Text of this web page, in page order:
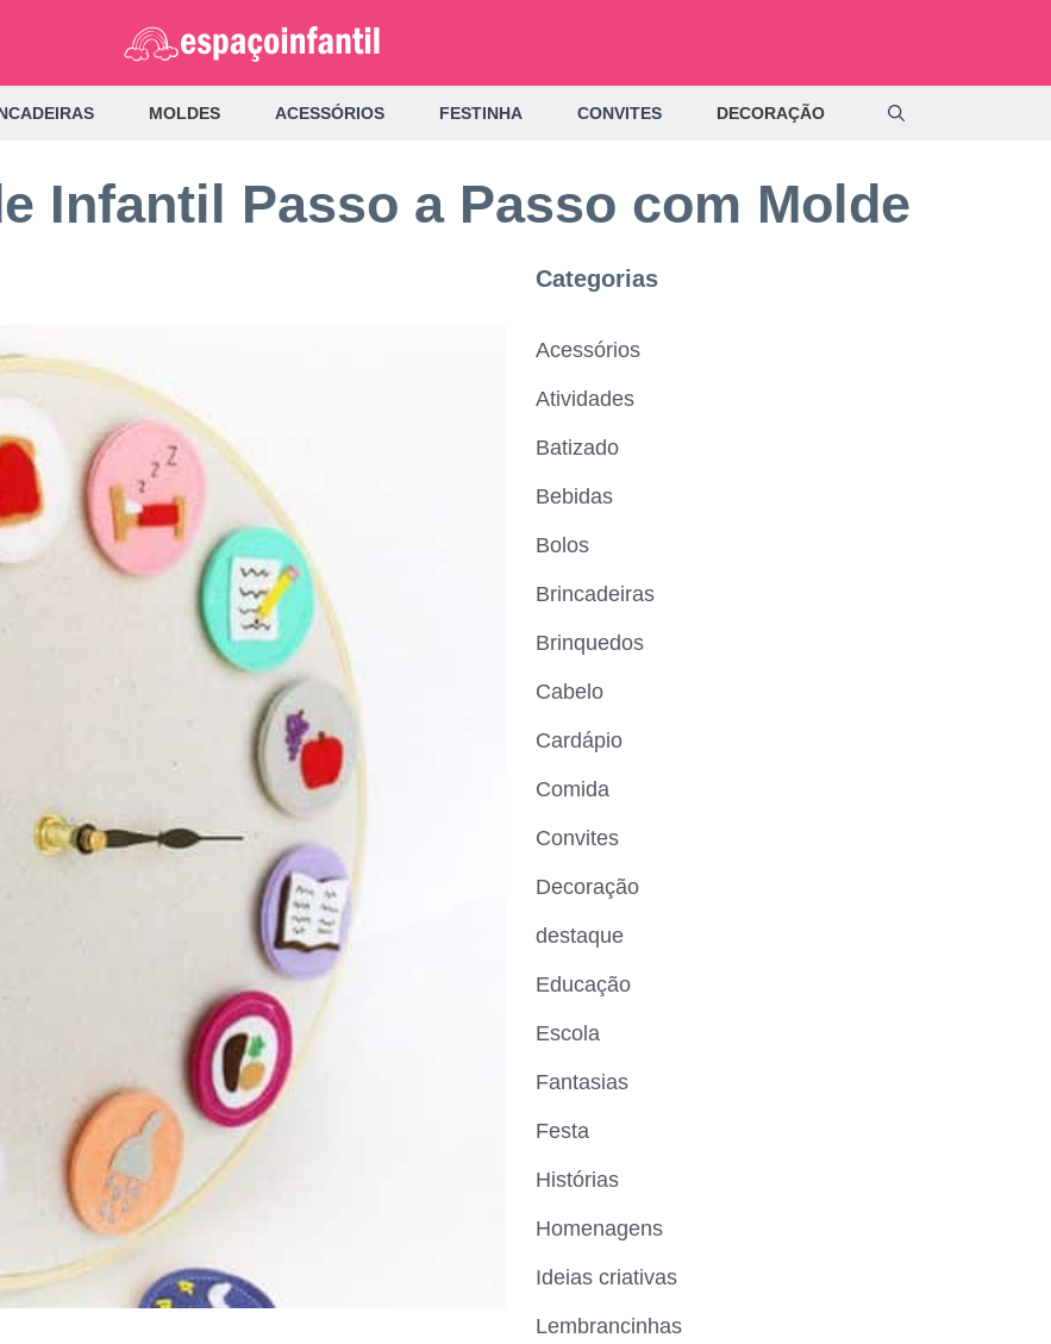
MOLDES ACESSÓRIOS FESTINHA CONVITES DECORAÇÃO
Infantil Passo a Passo com Molde
Categorias
Acessórios
Atividades
Batizado
Bebidas
Bolos
Brincadeiras
Brinquedos
Cabelo
Cardápio
Comida
Convites
Decoração
destaque
Educação
Escola
Fantasias
Festa
Histórias
Homenagens
Ideias criativas
Lembrancinhas